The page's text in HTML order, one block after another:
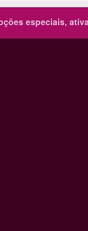
especiais,